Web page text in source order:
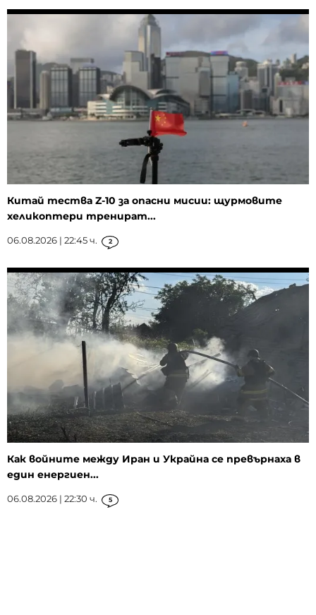
Китай тества Z-10 за опасни мисии: щурмовите
хеликоптери тренират...
06.08.2026 | 22:45 ч. 2
Как войните между Иран и Украйна се превърнаха в
един енергиен...
06.08.2026 | 22:30 ч. 5